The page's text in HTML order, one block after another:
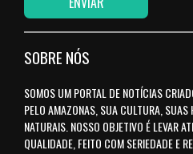
SOBRE NÓS
SOMOS UM PORTAL DE NOTÍCIAS
PELO AMAZONAS, SUA CULTURA,
NATURAIS. NOSSO OBJETIVO É LEVAR
QUALIDADE, FEITO COM SERIEDADE E